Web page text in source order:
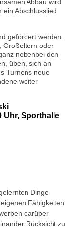
Abbau wird
ein Abschlusslied
gefördert werden.
Großeltern oder
nebenbei den
üben, sich an
Turnens neue
weiter
Uhr, Sporthalle
Dinge
Fähigkeiten
darüber
Rücksicht zu